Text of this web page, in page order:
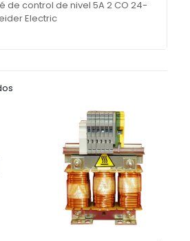
de control de nivel 5A 2 CO 24-
Electric